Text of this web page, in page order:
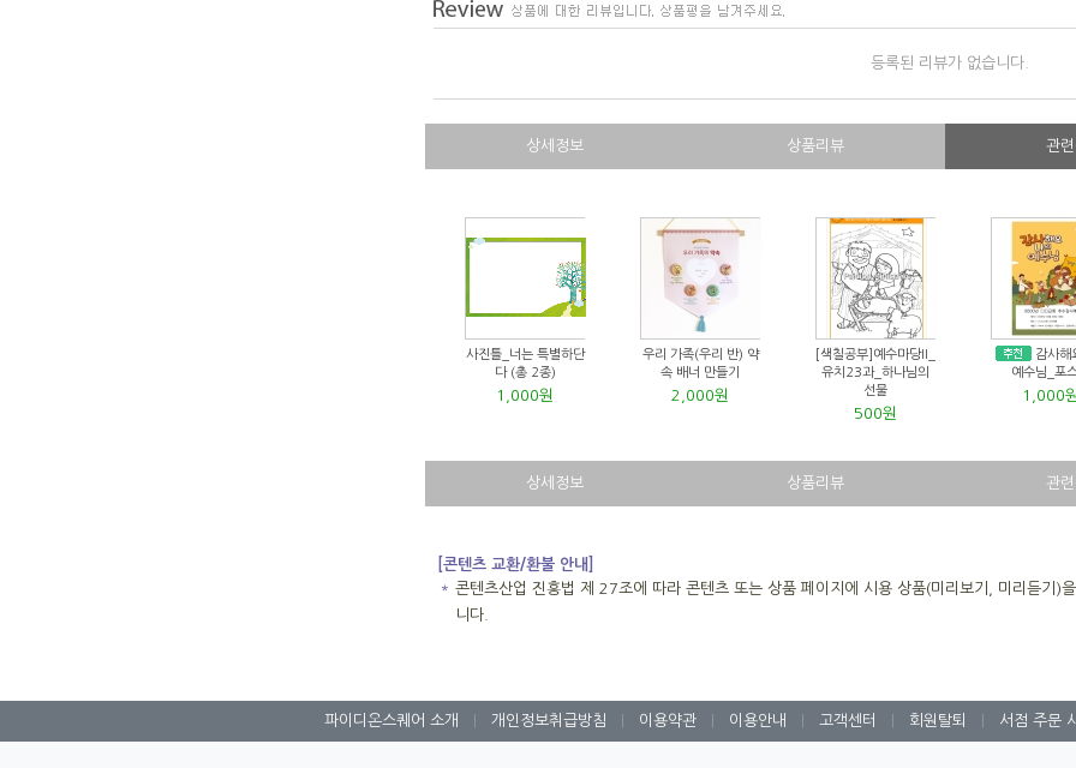
등록된 리뷰가 없습니다.
상세정보 상품리뷰 관
사진틀_너는 특별하단
다 (총 2종)
1,000원
우리 가족(우리 반) 약
속 배너 만들기
2,000원
[색칠공부]예수마당II_
유치23과_하나님의
선물
500원
감사해
예수님_포
1,000
상세정보 상품리뷰 관
[콘텐츠 교환/환불 안내]
＊ 콘텐츠산업 진흥법 제 27조에 따라 콘텐츠 또는 상품 페이지에 시용 상품(미리보기, 미리듣기)
니다.
파이디온스퀘어 소개 개인정보취급방침 이용약관 이용안내 고객센터 회원탈퇴 서점 주문